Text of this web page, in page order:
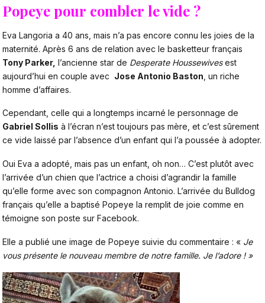
Popeye pour combler le vide ?
Eva Langoria a 40 ans, mais n’a pas encore connu les joies de la
maternité. Après 6 ans de relation avec le basketteur français
Tony Parker, l’ancienne star de Desperate Houssewivesest
aujourd’hui en couple avec Jose Antonio Baston , un riche
homme d’affaires.
Cependant, celle qui a longtemps incarné le personnage de
Gabriel Sollis à l’écran n’est toujours pas mère, et c’est sûrement
ce vide laissé par l’absence d’un enfant qui l’a poussée à adopter.
Oui Eva a adopté, mais pas un enfant, oh non… C’est plutôt avec
l’arrivée d’un chien que l’actrice a choisi d’agrandir la famille
qu’elle forme avec son compagnon Antonio. L’arrivée du Bulldog
français qu’elle a baptisé Popeye la remplit de joie comme en
témoigne son poste sur Facebook.
Elle a publié une image de Popeye suivie du commentaire : « Je
vous présente le nouveau membre de notre famille. Je l’adore ! »